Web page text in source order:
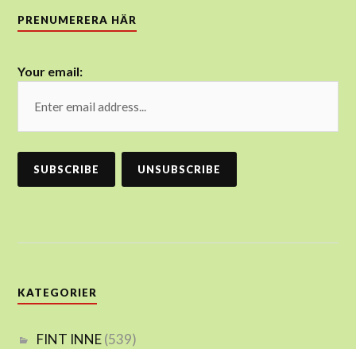
PRENUMERERA HÄR
Your email:
KATEGORIER
FINT INNE(539)